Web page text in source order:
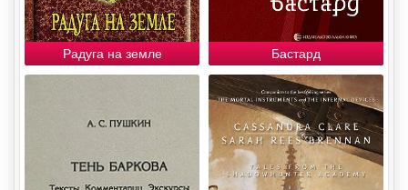
Радуга на земле Бастард